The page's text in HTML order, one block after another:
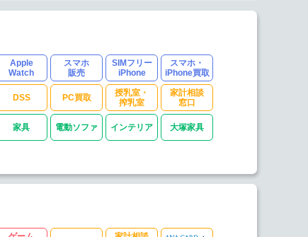
Apple
Watch
スマホ
販売
SIMフリー
iPhone
スマホ・
iPhone買取
DSS PC買取
授乳室・
搾乳室
家計相談
窓口
家具 電動ソファ インテリア 大塚家具